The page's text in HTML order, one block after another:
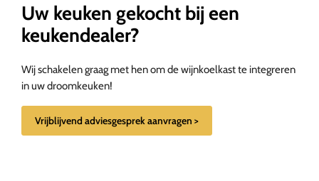
Uw keuken gekocht bij een
keukendealer?
Wij schakelen graag met hen om de wijnkoelkast te integreren
in uw droomkeuken!
Vrijblijvend adviesgesprek aanvragen >